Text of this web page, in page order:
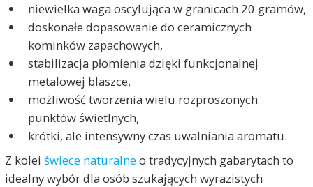
niewielka waga oscylująca w granicach 20 gramów,
doskonałe dopasowanie do ceramicznych
kominków zapachowych,
stabilizacja płomienia dzięki funkcjonalnej
metalowej blaszce,
możliwość tworzenia wielu rozproszonych
punktów świetlnych,
krótki, ale intensywny czas uwalniania aromatu.
Z kolei świece naturalneo tradycyjnych gabarytach to
idealny wybór dla osób szukających wyrazistych